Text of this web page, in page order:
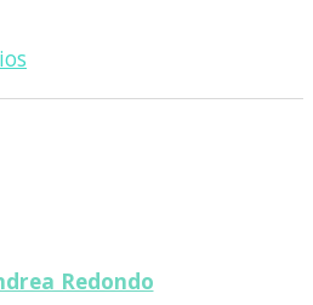
Redondo